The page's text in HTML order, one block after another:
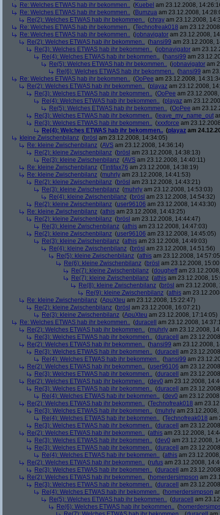
Re: Welches ETWAS hab ihr bekommen.. (Kuebel am 23.12.2008,
Re: Welches ETWAS hab ihr bekommen.. (Bumzua am 23.12.2008,
Re(2): Welches ETWAS hab ihr bekommen.. (chray am 23.12.2008,
Re: Welches ETWAS hab ihr bekommen.. (Technofreak018 am
Re: Welches ETWAS hab ihr bekommen.. (jobnavigator am 23.12.2008,
Re(2): Welches ETWAS hab ihr bekommen.. (hansi99 am 23.12.2008,
Re(3): Welches ETWAS hab ihr bekommen.. (jobnavigator am
Re(4): Welches ETWAS hab ihr bekommen.. (hansi99 am
Re(5): Welches ETWAS hab ihr bekommen.. (jobnavigator am
Re(6): Welches ETWAS hab ihr bekommen.. (hansi99 am
Re: Welches ETWAS hab ihr bekommen.. (OoPee am 23.12.2008,
Re(2): Welches ETWAS hab ihr bekommen.. (playaz am 23.12.2008,
Re(3): Welches ETWAS hab ihr bekommen.. (OoPee am
Re(4): Welches ETWAS hab ihr bekommen.. (playaz am
Re(5): Welches ETWAS hab ihr bekommen.. (OoPee am
Re(3): Welches ETWAS hab ihr bekommen.. ( leave_my_name_out
Re(3): Welches ETWAS hab ihr bekommen.. (xxxforce am
Re(4): Welches ETWAS hab ihr bekommen.. (playaz am
kleine Zwischenbilanz (brösl am 23.12.2008, 14:34:05)
Re: kleine Zwischenbilanz (AVS am 23.12.2008, 14:36:14)
Re(2): kleine Zwischenbilanz (brösl am 23.12.2008, 14:38:13)
Re(3): kleine Zwischenbilanz (AVS am 23.12.2008, 14:40:11)
Re: kleine Zwischenbilanz (Tintifax76 am 23.12.2008, 14:38:19)
Re: kleine Zwischenbilanz (muhrly am 23.12.2008, 14:41:53)
Re(2): kleine Zwischenbilanz (brösl am 23.12.2008, 14:43:21)
Re(3): kleine Zwischenbilanz (muhrly am 23.12.2008, 14:53:03)
Re(4): kleine Zwischenbilanz (brösl am 23.12.2008, 14:54:32)
Re(2): kleine Zwischenbilanz (user96106 am 23.12.2008, 14:43:30)
Re: kleine Zwischenbilanz (athis am 23.12.2008, 14:43:25)
Re(2): kleine Zwischenbilanz (brösl am 23.12.2008, 14:44:47)
Re(3): kleine Zwischenbilanz (athis am 23.12.2008, 14:47:03)
Re(2): kleine Zwischenbilanz (user96106 am 23.12.2008, 14:45:05)
Re(3): kleine Zwischenbilanz (athis am 23.12.2008, 14:49:03)
Re(4): kleine Zwischenbilanz (brösl am 23.12.2008, 14:51:56)
Re(5): kleine Zwischenbilanz (athis am 23.12.2008,
Re(6): kleine Zwischenbilanz (brösl am 23.12.2008,
Re(7): kleine Zwischenbilanz (dougheffam
Re(7): kleine Zwischenbilanz (athis am 23.12.2008,
Re(8): kleine Zwischenbilanz (brösl am 23.12.2008,
Re(9): kleine Zwischenbilanz (athis am
Re: kleine Zwischenbilanz (ApuXteu am 23.12.2008, 15:22:47)
Re(2): kleine Zwischenbilanz (brösl am 23.12.2008, 16:07:21)
Re(3): kleine Zwischenbilanz (ApuXteu am 23.12.2008, 17:14:05)
Re: Welches ETWAS hab ihr bekommen.. (duracell
am 23.12.2008,
Re(2): Welches ETWAS hab ihr bekommen.. (muhrly am 23.12.2008,
Re(3): Welches ETWAS hab ihr bekommen.. (duracell
am
Re(2): Welches ETWAS hab ihr bekommen.. (hansi99 am 23.12.2008,
Re(3): Welches ETWAS hab ihr bekommen.. (duracell
am
Re(4): Welches ETWAS hab ihr bekommen.. (hansi99 am
Re(2): Welches ETWAS hab ihr bekommen.. (user96106 am
Re(3): Welches ETWAS hab ihr bekommen.. (duracell
am
Re(2): Welches ETWAS hab ihr bekommen.. (dev0 am 23.12.2008,
Re(3): Welches ETWAS hab ihr bekommen.. (duracell
am
Re(4): Welches ETWAS hab ihr bekommen.. (dev0 am
Re(2): Welches ETWAS hab ihr bekommen.. (Technofreak018 am
Re(3): Welches ETWAS hab ihr bekommen.. (muhrly am
Re(4): Welches ETWAS hab ihr bekommen.. (Technofreak018 am
Re(3): Welches ETWAS hab ihr bekommen.. (duracell
am
Re(2): Welches ETWAS hab ihr bekommen.. (athis am 23.12.2008,
Re(3): Welches ETWAS hab ihr bekommen.. (dev0 am 23.12.2008,
Re(3): Welches ETWAS hab ihr bekommen.. (duracell
am
Re(4): Welches ETWAS hab ihr bekommen.. (athis am
Re(2): Welches ETWAS hab ihr bekommen.. (rufus am 23.12.2008,
Re(3): Welches ETWAS hab ihr bekommen.. (duracell
am
Re(2): Welches ETWAS hab ihr bekommen.. (homerdersimpson am
Re(3): Welches ETWAS hab ihr bekommen.. (duracell
am
Re(4): Welches ETWAS hab ihr bekommen.. (homerdersimpson
Re(5): Welches ETWAS hab ihr bekommen.. (duracell
am
Re(6): Welches ETWAS hab ihr bekommen.. (